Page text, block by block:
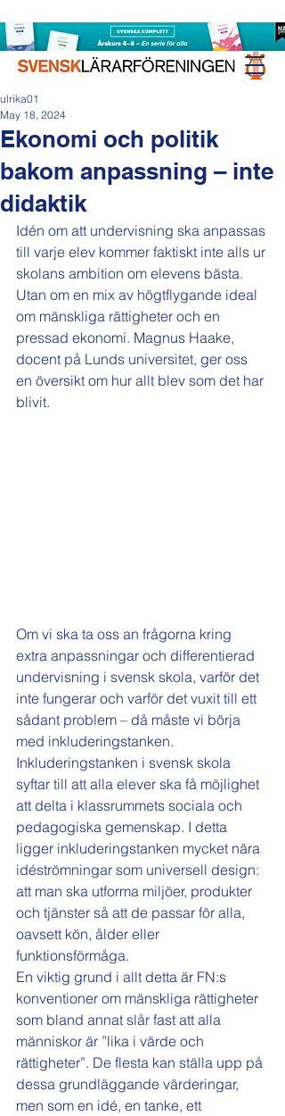
Ekonomi och politik
bakom anpassning – inte
didaktik
ulrika01
May 18, 2024
Idén om att undervisning ska anpassas
till varje elev kommer faktiskt inte alls ur
skolans ambition om elevens bästa.
Utan om en mix av högtflygande ideal
om mänskliga rättigheter och en
pressad ekonomi. Magnus Haake,
docent på Lunds universitet, ger oss
en översikt om hur allt blev som det har
blivit.
Om vi ska ta oss an frågorna kring
extra anpassningar och differentierad
undervisning i svensk skola, varför det
inte fungerar och varför det vuxit till ett
sådant problem – då måste vi börja
med inkluderingstanken.
Inkluderingstanken i svensk skola
syftar till att alla elever ska få möjlighet
att delta i klassrummets sociala och
pedagogiska gemenskap. I detta
ligger inkluderingstanken mycket nära
idéströmningar som universell design:
att man ska utforma miljöer, produkter
och tjänster så att de passar för alla,
oavsett kön, ålder eller
funktionsförmåga.
En viktig grund i allt detta är FN:s
konventioner om mänskliga rättigheter
som bland annat slår fast att alla
människor är ”lika i värde och
rättigheter”. De flesta kan ställa upp på
dessa grundläggande värderingar,
men som en idé, en tanke, ett